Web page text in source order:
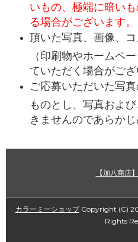
いもの、極端に暗い
る場合がございます。
頂いた写真、画像、
（印刷物やホームペ
ていただく場合がござ
ご応募いただいた写
ものとし、写真およ
きませんのであらか
【加八商店
カラーミーショップCopyright (C)
Rights